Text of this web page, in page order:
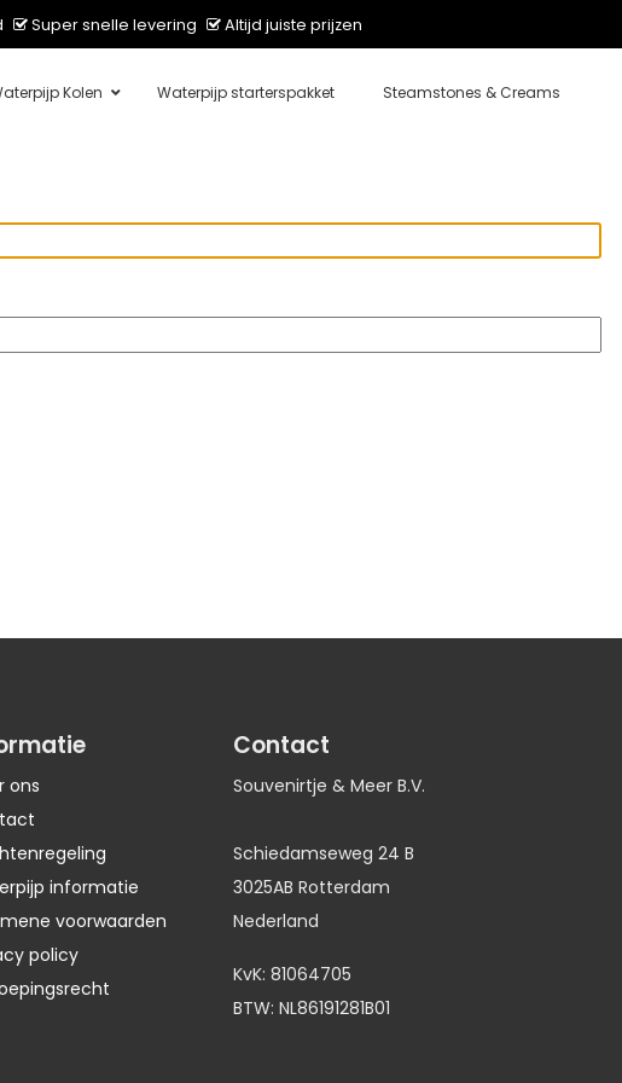
Super snelle levering Altijd juiste prijzen
Kolen Waterpijp starterspakket Steamstones & Creams
ons
informatie
voorwaarden
policy
Contact
Souvenirtje & Meer B.V.
Schiedamseweg 24 B
3025AB Rotterdam
Nederland
KvK: 81064705
BTW: NL86191281B01